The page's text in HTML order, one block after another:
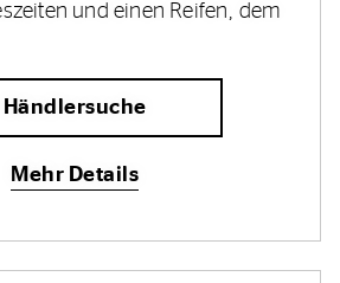
und einen Reifen, dem
Händlersuche
Mehr Details